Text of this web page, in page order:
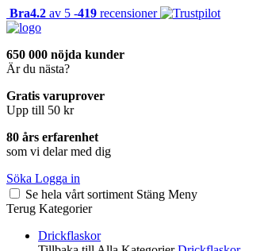
Bra4.2 av 5 -419 recensioner
650 000 nöjda kunder
Är du nästa?
Gratis varuprover
Upp till 50 kr
80 års erfarenhet
som vi delar med dig
Söka Logga in
Se hela vårt sortiment Stäng Meny
Terug Kategorier
Drickflaskor